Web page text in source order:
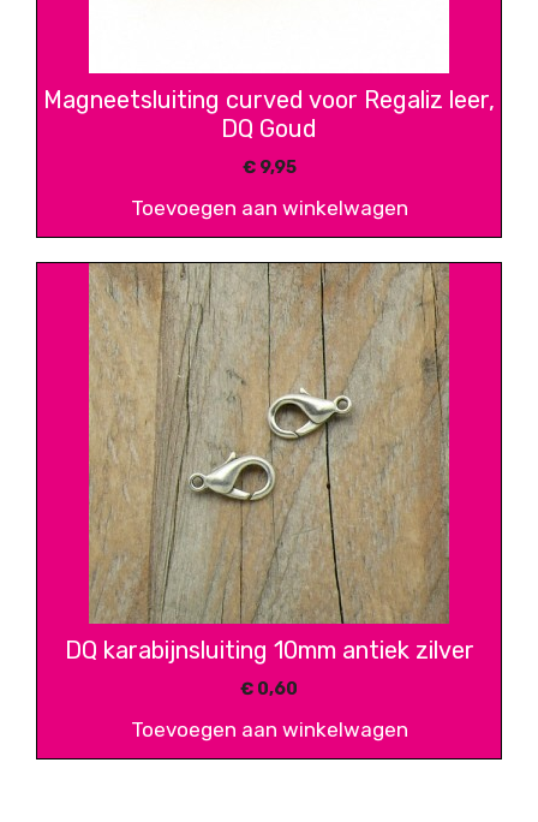
Magneetsluiting curved voor Regaliz leer,
DQ Goud
€9,95
Toevoegen aan winkelwagen
DQ karabijnsluiting 10mm antiek zilver
€ 0,60
Toevoegen aan winkelwagen